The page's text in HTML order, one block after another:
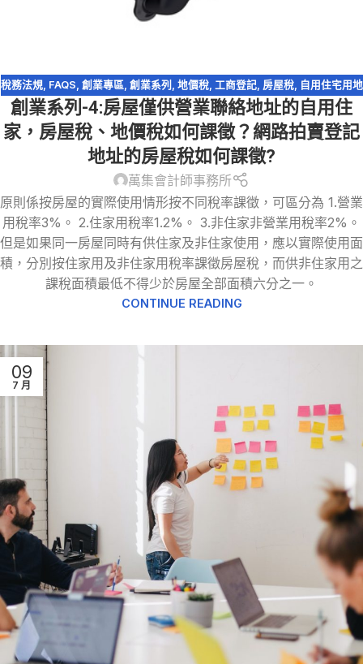
稅務法規, FAQS, 創業專區, 創業系列 , 地價稅, 工商登記, 房屋稅, 自用住宅用地
創業系列-4:房屋僅供營業聯絡地址的自用住
家，房屋稅、地價稅如何課徵？網路拍賣登記
地址的房屋稅如何課徵?
萬集會計師事務所
原則係按房屋的實際使用情形按不同稅率課徵，可區分為 1.營業
用稅率3%。 2.住家用稅率1.2%。 3.非住家非營業用稅率2%。
但是如果同一房屋同時有供住家及非住家使用，應以實際使用面
積，分別按住家用及非住家用稅率課徵房屋稅，而供非住家用之
課稅面積最低不得少於房屋全部面積六分之一。
CONTINUE READING
09
7 月